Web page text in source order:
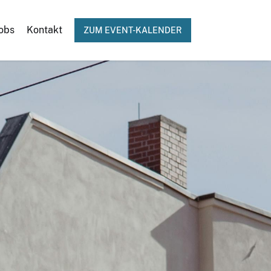
Kontakt ZUM EVENT-KALENDER